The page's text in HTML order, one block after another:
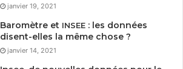
janvier 19, 2021
Baromètre et INSEE : les données
disent-elles la même chose ?
janvier 14, 2021